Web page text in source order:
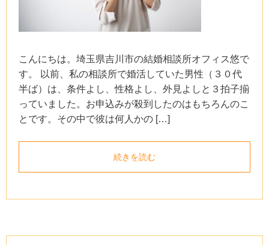
こんにちは。埼玉県吉川市の結婚相談所オフィス悠で
す。 以前、私の相談所で婚活していた男性（３０代
半ば）は、条件よし、性格よし、外見よしと３拍子揃
っていました。お申込みが殺到したのはもちろんのこ
とです。その中で彼は何人かの […]
続きを読む